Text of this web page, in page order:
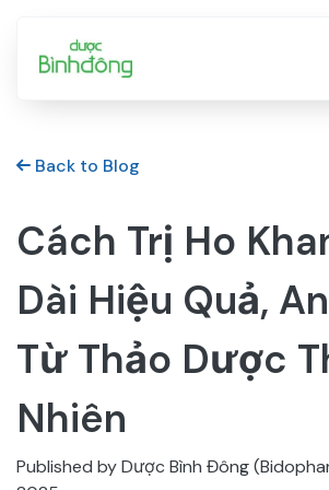
Back to Blog
Cách Trị Ho
Dài Hiệu Quả,
Từ Thảo Dược
Nhiên
Published by Dược Bình Đông